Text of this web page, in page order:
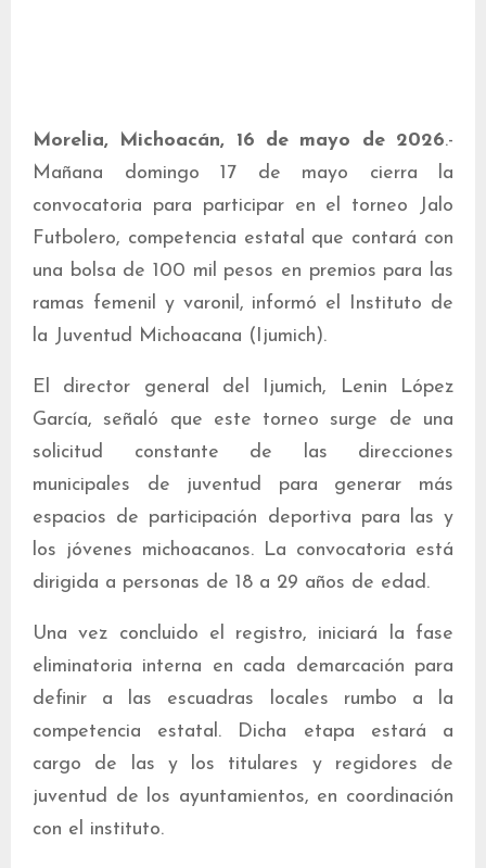
Morelia, Michoacán, 16 de mayo de 2026.-
Mañana domingo 17 de mayo cierra la
convocatoria para participar en el torneo Jalo
Futbolero, competencia estatal que contará con
una bolsa de 100 mil pesos en premios para las
ramas femenil y varonil, informó el Instituto de
la Juventud Michoacana (Ijumich).
El director general del Ijumich, Lenin López
García, señaló que este torneo surge de una
solicitud constante de las direcciones
municipales de juventud para generar más
espacios de participación deportiva para las y
los jóvenes michoacanos. La convocatoria está
dirigida a personas de 18 a 29 años de edad.
Una vez concluido el registro, iniciará la fase
eliminatoria interna en cada demarcación para
definir a las escuadras locales rumbo a la
competencia estatal. Dicha etapa estará a
cargo de las y los titulares y regidores de
juventud de los ayuntamientos, en coordinación
con el instituto.